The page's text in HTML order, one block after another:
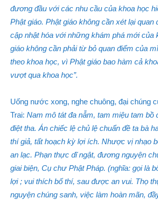
đương đầu với các nhu cầu của khoa học
Phật giáo. Phật giáo không cần xét lại quan
cập nhật hóa với những khám phá mới của
giáo không cần phải từ bỏ quan điểm của
theo khoa học, vì Phật giáo bao hàm cả
vượt qua khoa học”.
Uống nước xong, nghe chuông, đại chúng
Trai: Nam mô tát đa nẫm, tam miệu tam bồ
điệt tha. Án chiếc lệ chủ lệ chuẩn đề ta bà
thí giả, tất hoạch kỳ lợi ích. Nhược vị nhạo
an lạc. Phạn thực dĩ ngật, đương nguyện
giai biện, Cụ chư Phật Pháp. (nghĩa: gọi là
lợi ; vui thích bố thí, sau được an vui. Thọ
nguyện chúng sanh, việc làm hoàn mãn,